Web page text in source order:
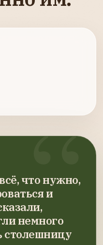
что нужно,
и
немного
столешницу